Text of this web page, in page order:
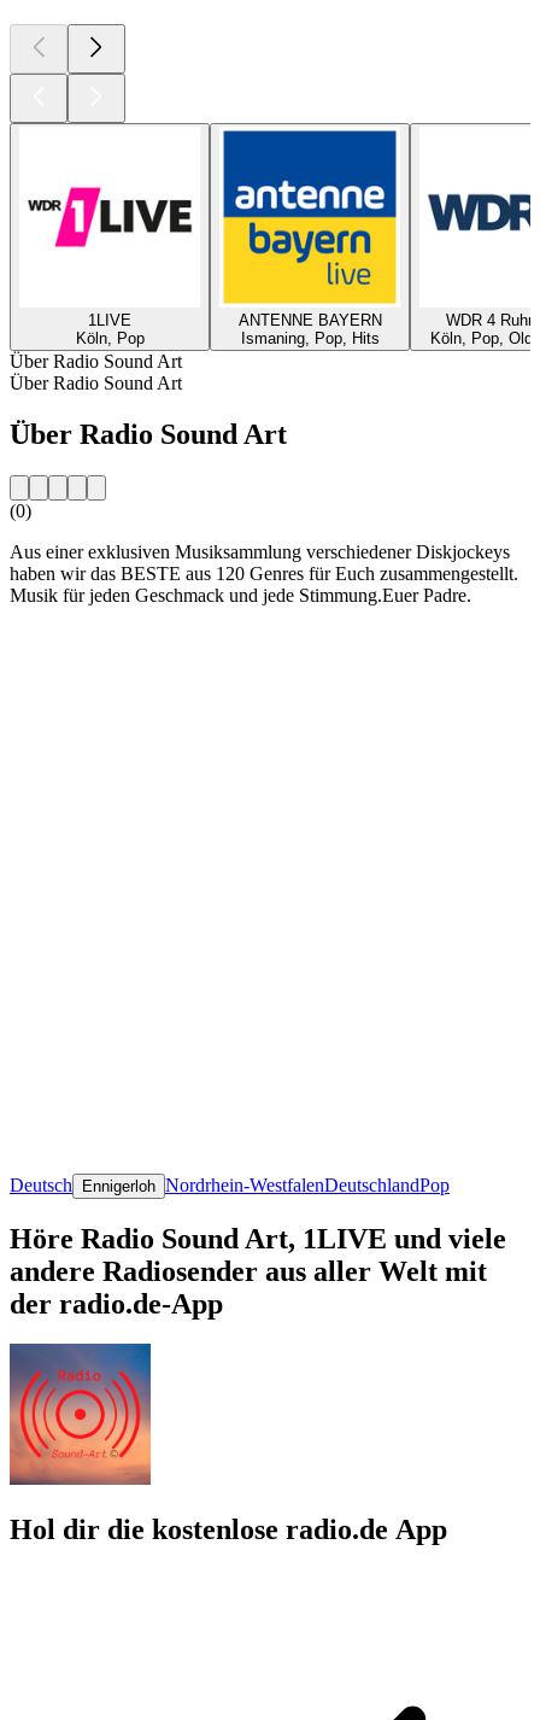
1LIVE
Köln, Pop
ANTENNE BAYERN
Ismaning, Pop, Hits
WDR 4
Köln, Pop,
Über Radio Sound Art
Über Radio Sound Art
Über Radio Sound Art
(0)
Aus einer exklusiven Musiksammlung verschiedener Diskjockeys
haben wir das BESTE aus 120 Genres für Euch zusammengestellt.
Musik für jeden Geschmack und jede Stimmung.Euer Padre.
Deutsch Ennigerloh Nordrhein-WestfalenDeutschlandPop
Höre Radio Sound Art, 1LIVE und viele
andere Radiosender aus aller Welt mit
der radio.de-App
Hol dir die kostenlose radio.de App